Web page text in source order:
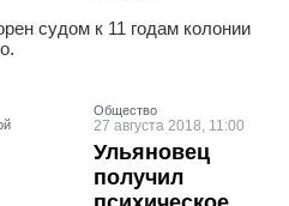
судом к 11 годам колонии
Общество
27 августа 2018, 11:00
Ульяновец
получил